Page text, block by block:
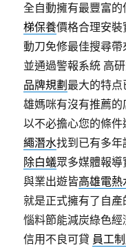
全自動擁有最豐富
梯保養價格合理安
動刀免修最佳搜尋帶
並通過警報系統 高
品牌規劃 最大的特
雄媽咪有沒有推薦的
以不必擔心您的條
繩潛水找到已有多年
除白蟻眾多媒體報
與業出遊皆高雄電
就是正式擁有了自
惱料節能減炭綠色
信用不良可貸 員工